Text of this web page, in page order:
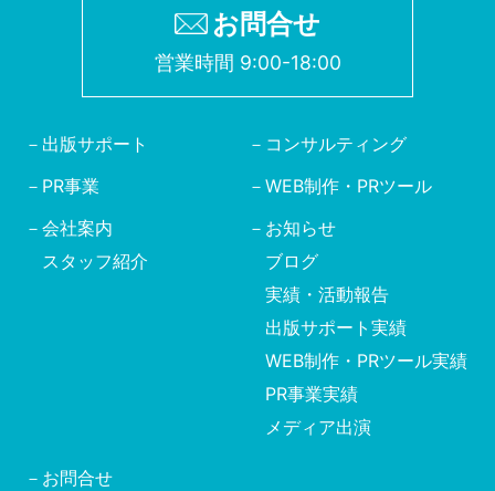
お問合せ
営業時間 9:00-18:00
出版サポート
コンサルティング
PR事業
WEB制作・PRツール
会社案内
スタッフ紹介
お知らせ
ブログ
実績・活動報告
出版サポート実績
WEB制作・PRツール実績
PR事業実績
メディア出演
お問合せ